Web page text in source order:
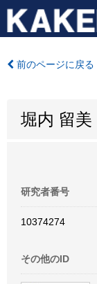
前のページに戻る
堀内 留美
研究者番号
10374274
その他のID